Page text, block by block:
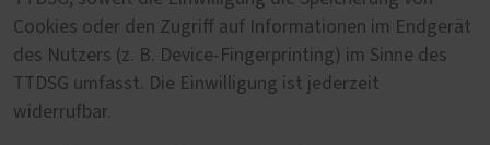
Cookies oder den Zugriff auf Informationen im Endgerät
des Nutzers (z. B. Device-Fingerprinting) im Sinne des
TTDSG umfasst. Die Einwilligung ist jederzeit
widerrufbar.